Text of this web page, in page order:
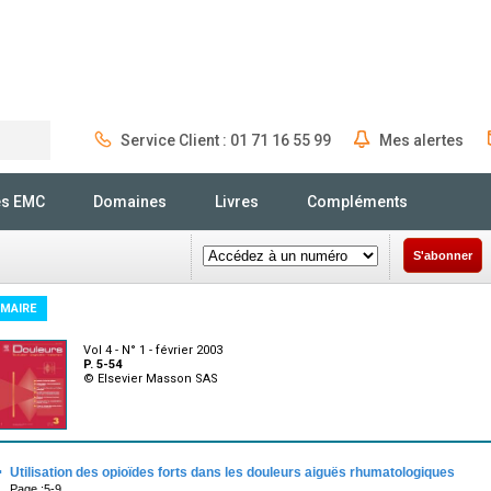
Service Client : 01 71 16 55 99 Mes alertes
EMC Domaines Livres Compléments
S'abonner
Vol 4 - N° 1 - février 2003
P. 5-54
© Elsevier Masson SAS
Utilisation des opioïdes forts dans les douleurs aiguës rhumatologiques